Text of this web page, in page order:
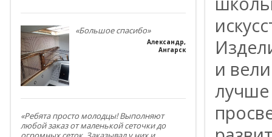
«Большое спасибо»
Александр,
Ангарск
«Ребята просто молодцы! Выполняют
любой заказ от маленькой сеточки до
и
лучше